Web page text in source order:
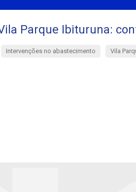
Parque Ibituruna:
Intervenções no abastecimento Vila